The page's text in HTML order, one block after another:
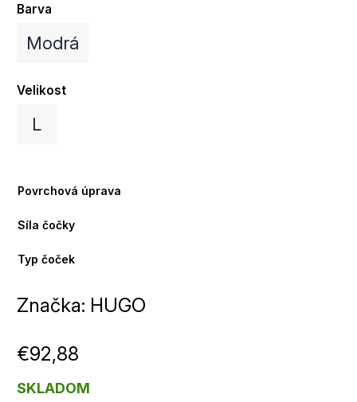
Barva
Modrá
Velikost
L
Povrchová úprava
Síla čočky
Typ čoček
Značka: HUGO
€92,88
SKLADOM